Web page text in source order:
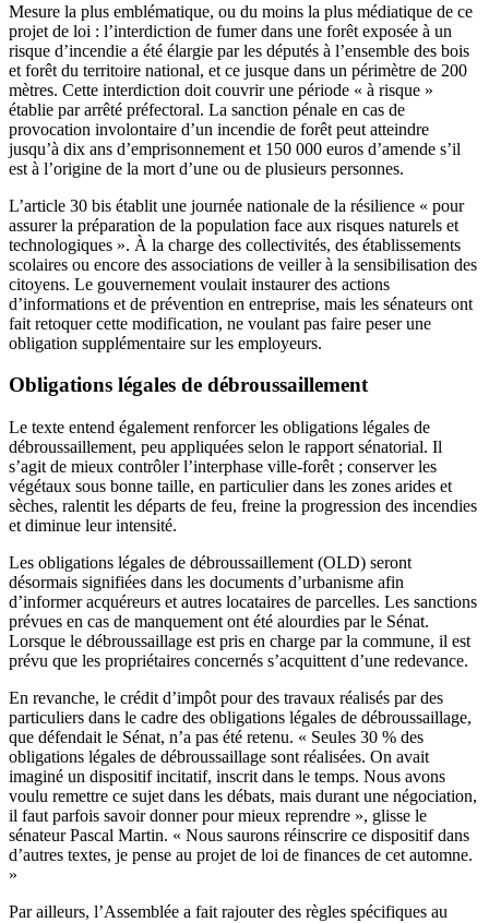
Mesure la plus emblématique, ou du moins la plus médiatique de ce
projet de loi : l’interdiction de fumer dans une forêt exposée à un
risque d’incendie a été élargie par les députés à l’ensemble des bois
et forêt du territoire national, et ce jusque dans un périmètre de 200
mètres. Cette interdiction doit couvrir une période « à risque »
établie par arrêté préfectoral. La sanction pénale en cas de
provocation involontaire d’un incendie de forêt peut atteindre
jusqu’à dix ans d’emprisonnement et 150 000 euros d’amende s’il
est à l’origine de la mort d’une ou de plusieurs personnes.
L’article 30 bis établit une journée nationale de la résilience « pour
assurer la préparation de la population face aux risques naturels et
technologiques ». À la charge des collectivités, des établissements
scolaires ou encore des associations de veiller à la sensibilisation des
citoyens. Le gouvernement voulait instaurer des actions
d’informations et de prévention en entreprise, mais les sénateurs ont
fait retoquer cette modification, ne voulant pas faire peser une
obligation supplémentaire sur les employeurs.
Obligations légales de débroussaillement
Le texte entend également renforcer les obligations légales de
débroussaillement, peu appliquées selon le rapport sénatorial. Il
s’agit de mieux contrôler l’interphase ville-forêt ; conserver les
végétaux sous bonne taille, en particulier dans les zones arides et
sèches, ralentit les départs de feu, freine la progression des incendies
et diminue leur intensité.
Les obligations légales de débroussaillement (OLD) seront
désormais signifiées dans les documents d’urbanisme afin
d’informer acquéreurs et autres locataires de parcelles. Les sanctions
prévues en cas de manquement ont été alourdies par le Sénat.
Lorsque le débroussaillage est pris en charge par la commune, il est
prévu que les propriétaires concernés s’acquittent d’une redevance.
En revanche, le crédit d’impôt pour des travaux réalisés par des
particuliers dans le cadre des obligations légales de débroussaillage,
que défendait le Sénat, n’a pas été retenu. « Seules 30 % des
obligations légales de débroussaillage sont réalisées. On avait
imaginé un dispositif incitatif, inscrit dans le temps. Nous avons
voulu remettre ce sujet dans les débats, mais durant une négociation,
il faut parfois savoir donner pour mieux reprendre », glisse le
sénateur Pascal Martin. « Nous saurons réinscrire ce dispositif dans
d’autres textes, je pense au projet de loi de finances de cet automne.
»
Par ailleurs, l’Assemblée a fait rajouter des règles spécifiques au